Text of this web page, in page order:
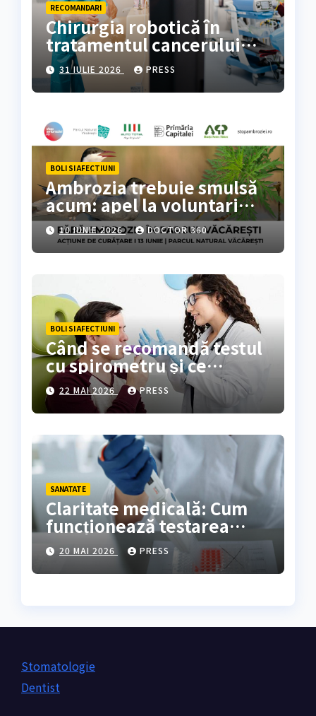
RECOMANDARI
Chirurgia robotică în
tratamentul cancerului
colorectal
31 IULIE 2026 PRESS
BOLI SI AFECTIUNI
Ambrozia trebuie smulsă
acum: apel la voluntari
pentru acțiune de curățare
în Parcul Natural
Văcărești
10 IUNIE 2026 DOCTOR 360
BOLI SI AFECTIUNI
Când se recomandă testul
cu spirometru și ce
rezultate oferă?
22 MAI 2026 PRESS
SANATATE
Claritate medicală: Cum
funcționează testarea
genetică și cine are
nevoie de ea?
20 MAI 2026 PRESS
Stomatologie
Dentist